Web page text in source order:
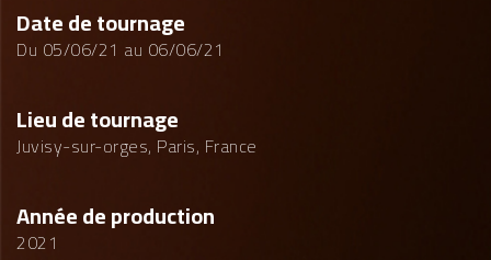
Date de tournage
Du 05/06/21 au 06/06/21
Lieu de tournage
Juvisy-sur-orges, Paris, France
Année de production
2021